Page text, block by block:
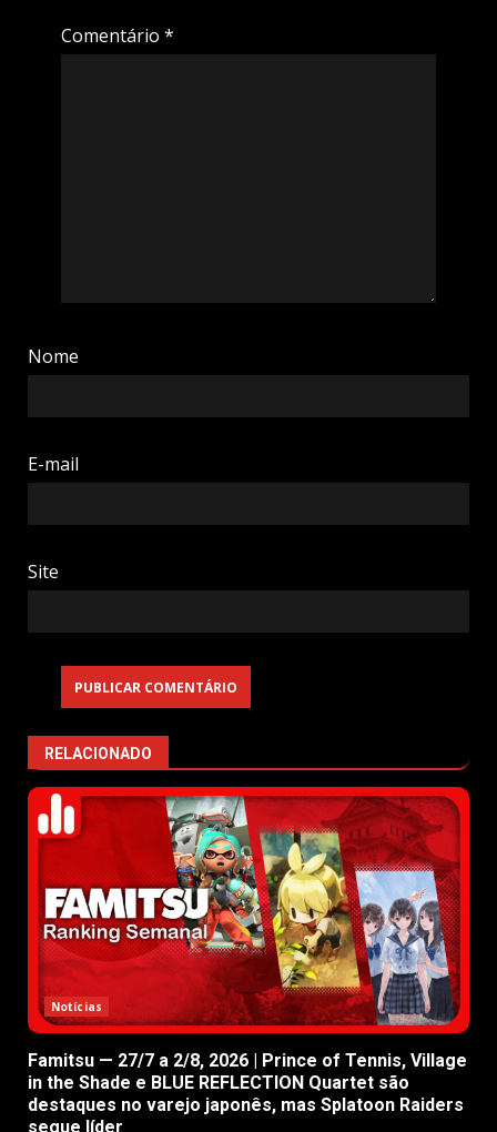
Comentário *
Nome
E-mail
Site
RELACIONADO
Notícias
Famitsu — 27/7 a 2/8, 2026 | Prince of Tennis, Village
in the Shade e BLUE REFLECTION Quartet são
destaques no varejo japonês, mas Splatoon Raiders
segue líder